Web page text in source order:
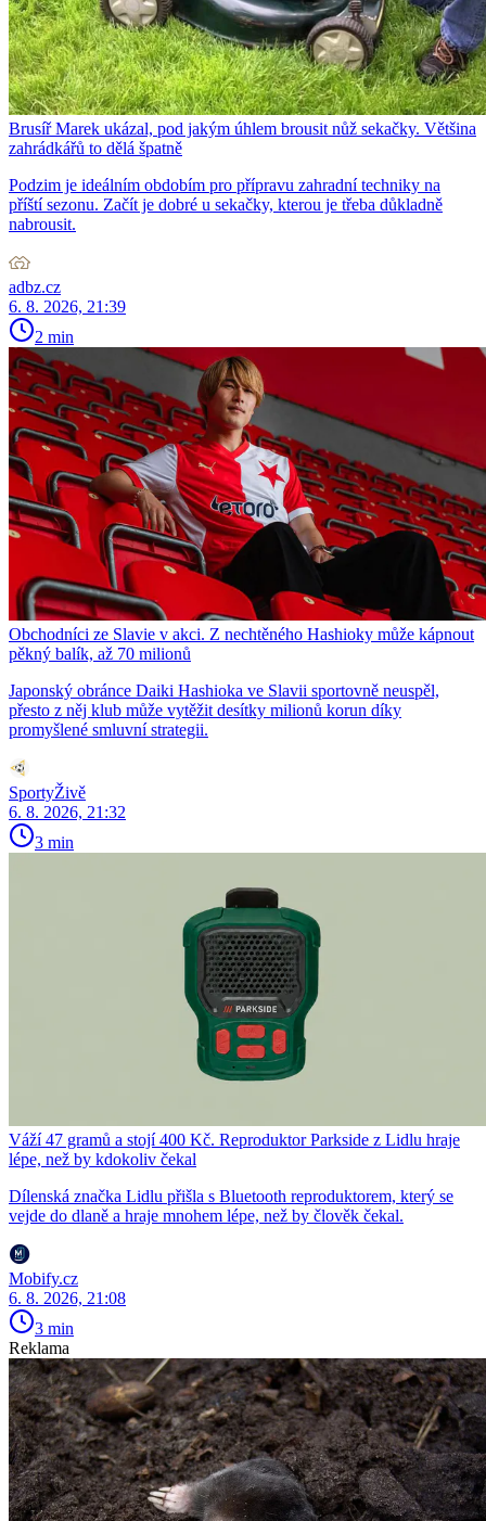
Brusíř Marek ukázal, pod jakým úhlem brousit nůž sekačky. Většina
zahrádkářů to dělá špatně
Podzim je ideálním obdobím pro přípravu zahradní techniky na
příští sezonu. Začít je dobré u sekačky, kterou je třeba důkladně
nabrousit.
adbz.cz
6. 8. 2026, 21:39
2 min
Obchodníci ze Slavie v akci. Z nechtěného Hashioky může kápnout
pěkný balík, až 70 milionů
Japonský obránce Daiki Hashioka ve Slavii sportovně neuspěl,
přesto z něj klub může vytěžit desítky milionů korun díky
promyšlené smluvní strategii.
SportyŽivě
6. 8. 2026, 21:32
3 min
Váží 47 gramů a stojí 400 Kč. Reproduktor Parkside z Lidlu hraje
lépe, než by kdokoliv čekal
Dílenská značka Lidlu přišla s Bluetooth reproduktorem, který se
vejde do dlaně a hraje mnohem lépe, než by člověk čekal.
Mobify.cz
6. 8. 2026, 21:08
3 min
Reklama